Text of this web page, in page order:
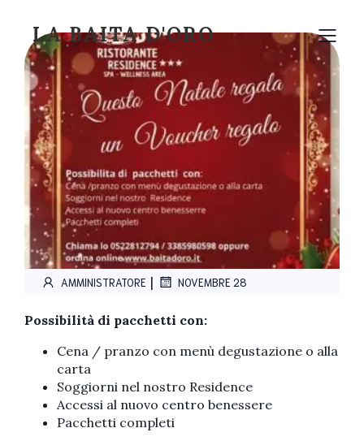
LA BAITA D'ORO
AMMINISTRATORE | NOVEMBRE 28
Possibilità di pacchetti con:
Cena / pranzo con menù degustazione o alla
carta
Soggiorni nel nostro Residence
Accessi al nuovo centro benessere
Pacchetti completi